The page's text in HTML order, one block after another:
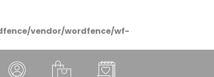
vendor/wordfence/wf-